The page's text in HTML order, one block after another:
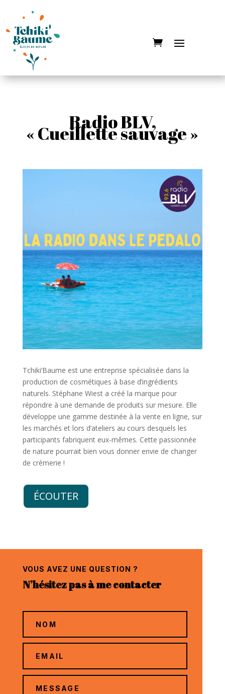
Radio BLV,
« Cueillette sauvage »
Tchiki’Baume est une entreprise spécialisée dans la
production de cosmétiques à base d’ingrédients
naturels. Stéphane Wiest a créé la marque pour
répondre à une demande de produits sur mesure. Elle
développe une gamme destinée à la vente en ligne, sur
les marchés et lors d’ateliers au cours desquels les
participants fabriquent eux-mêmes. Cette passionnée
de nature pourrait bien vous donner envie de changer
de crèmerie !
ÉCOUTER
VOUS AVEZ UNE QUESTION ?
N’hésitez pas à me contacter